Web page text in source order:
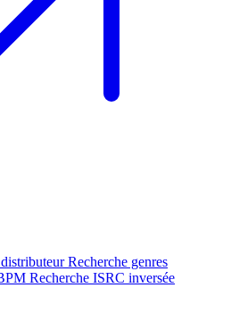
Recherche genres
Recherche ISRC inversée